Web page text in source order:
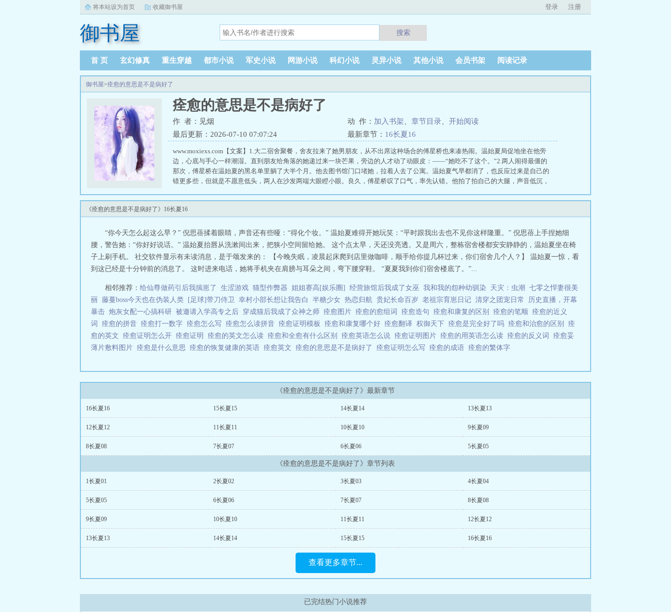
将本站设为首页 收藏御书屋 登录 注册
御书屋 搜索
首 页 玄幻修真 重生穿越 都市小说 军史小说 网游小说 科幻小说 灵异小说 其他小说 会员书架 阅读记录
御书屋>痊愈的意思是不是病好了
痊愈的意思是不是病好了
作 者：见烟 动 作： 加入书架 章节目录
开始阅读
最后更新：2026-07-10 07:07:24
最新章节： 16长夏16
www.moxiexs.com【文案】1.大二宿舍聚餐，舍友拉来了她男朋友，从不出席这种场合的傅星桥也来凑热闹。温始夏局促地坐在他旁
边，心底与手心一样潮湿。直到朋友给角落的她递过来一块芒果，旁边的人才动了动眼皮：——“她吃不了这个。”2.两人闹得最僵的
那次，傅星桥在温始夏的黑名单里躺了大半个月。他去图书馆门口堵她，拉着人去了公寓。温始夏气早都消了，也反应过来是自己的
错更多些，但就是不愿意低头，两人在沙发两端大眼瞪小眼。良久，傅星桥叹了口气，率先认错。他拍了拍自己的大腿，声音低沉，
晚传了支视频上去，内容是几年前她与傅星桥在江边看到的迷离夜景。底下一堆评论，也有朋友私信问她怎么了。她回没事就是累
了。结果刚退出聊天窗，就看到朋友圈出现了一个久违的头像。她点进去一看，是傅星桥分享了一首歌。是刚才那支视频的bgm。
清是“蠢”还是“纯”，但并不影响这个问题的答案。是“气喘吁吁地假装偶遇”，在她十六岁那年。也是那天她同我说了第一句话。我从
未想过我会那样青涩。——摘自傅星桥日记，2022｜双向暗恋｜破镜重圆｜先校园后都市｜he【晚六日更，其余时间是在捉虫】
热慢热慢热，平淡平淡平淡，点儿也不爽————————————————————预收：《当乌鸦咬碎月亮》感兴趣的朋友可以
进我专栏收藏一下~【文案】1.林池安总喜欢问陆聿哲一些抽象又奇怪的问题，诸如以下：-“枝枝说我心门的门把手是把开了刃的匕首
着八宝粥带你去追。”八宝粥是家里那只小乌龟。2.林池安某夜在某书上刷到一则名为“看看让你死心的聊天记录”的帖子，翻完百八十
条后，她恶狠狠地扣键盘：【陆聿哲，分手吧。】十五分钟后，林池安看着毫无回应的消息，正准备再发一条，电话就进来了。他声
音平淡，已然见怪不怪——“来来来，林池安，我在你家楼下，你来跟我当面说。”
———————————————————————陆聿哲说我绿色安全纯天然无公害，可其实我是个狂暴战士，一言不合就揍他的
那种。上次他问我能不能不要在晚上跟他抢被子，但他不知道我是故意的。因为我想让他抱抱我。我向来不会爱人，可他说他可以教
我。我问他怎么教。他斜我一眼，说当然是用一辈子了傻蛋。我叹口气，说好吧。我愿意。——林池安一条发给文件传输助手的语音
桀骜bking??明媚小乖直球??迟钝阅读指南：1.双初恋+he2.不长，但有校园部分3.努力可爱，努力童话，努力甜甜文名来自：“我不知
《痊愈的意思是不是病好了》16长夏16
“你今天怎么起这么早？” 倪思蓓揉着眼睛，声音还有些哑：“得化个妆。” 温始夏难得开她玩笑：“平时跟我出去也不见你这样隆重。” 倪思蓓上手捏她细
腰，警告她：“你好好说话。” 温始夏抬唇从洗漱间出来，把狭小空间留给她。 这个点太早，天还没亮透。又是周六，整栋宿舍楼都安安静静的，温始夏坐在椅
子上刷手机。 社交软件显示有未读消息，是于颂发来的： 【今晚失眠，凌晨起床爬到店里做咖啡，顺手给你提几杯过来，你们宿舍几个人？】 温始夏一惊，看
到这已经是十分钟前的消息了。 这时进来电话，她将手机夹在肩膀与耳朵之间，弯下腰穿鞋。 “夏夏我到你们宿舍楼底了。”...
相邻推荐： 给仙尊做药引后我揣崽了 生涩游戏 猫型作弊器 姐姐赛高[娱乐圈] 经营旅馆后我成了女巫 我和我的怨种幼驯染 天灾：虫潮
七零之悍妻很美
丽
藤蔓boss今天也在伪装人类 [足球]带刀侍卫 幸村小部长想让我告白 半糖少女 热恋归航 贵妃长命百岁 老祖宗育崽日记 清穿之团宠日常
历史直播，开幕
暴击 炮灰女配一心搞科研 被邀请入学高专之后 穿成猫后我成了众神之师 痊愈图片 痊愈的愈组词 痊愈造句 痊愈和康复的区别 痊愈的笔顺 痊愈的近义
词 痊愈的拼音 痊愈打一数字 痊愈怎么写 痊愈怎么读拼音 痊愈证明模板 痊愈和康复哪个好 痊愈翻译 权御天下 痊愈是完全好了吗 痊愈和治愈的区别 痊
愈的英文 痊愈证明怎么开 痊愈证明 痊愈的英文怎么读 痊愈和全愈有什么区别 痊愈英语怎么说 痊愈证明图片 痊愈的用英语怎么读 痊愈的反义词 痊愈妥
薄片敷料图片 痊愈是什么意思 痊愈的恢复健康的英语 痊愈英文 痊愈的意思是不是病好了 痊愈证明怎么写 痊愈的成语 痊愈的繁体字
《痊愈的意思是不是病好了》最新章节
16长夏16 15长夏15 14长夏14 13长夏13
12长夏12 11长夏11 10长夏10 9长夏09
8长夏08 7长夏07 6长夏06 5长夏05
《痊愈的意思是不是病好了》章节列表
1长夏01 2长夏02 3长夏03 4长夏04
5长夏05 6长夏06 7长夏07 8长夏08
9长夏09 10长夏10 11长夏11 12长夏12
13长夏13 14长夏14 15长夏15 16长夏16
查看更多章节...
已完结热门小说推荐